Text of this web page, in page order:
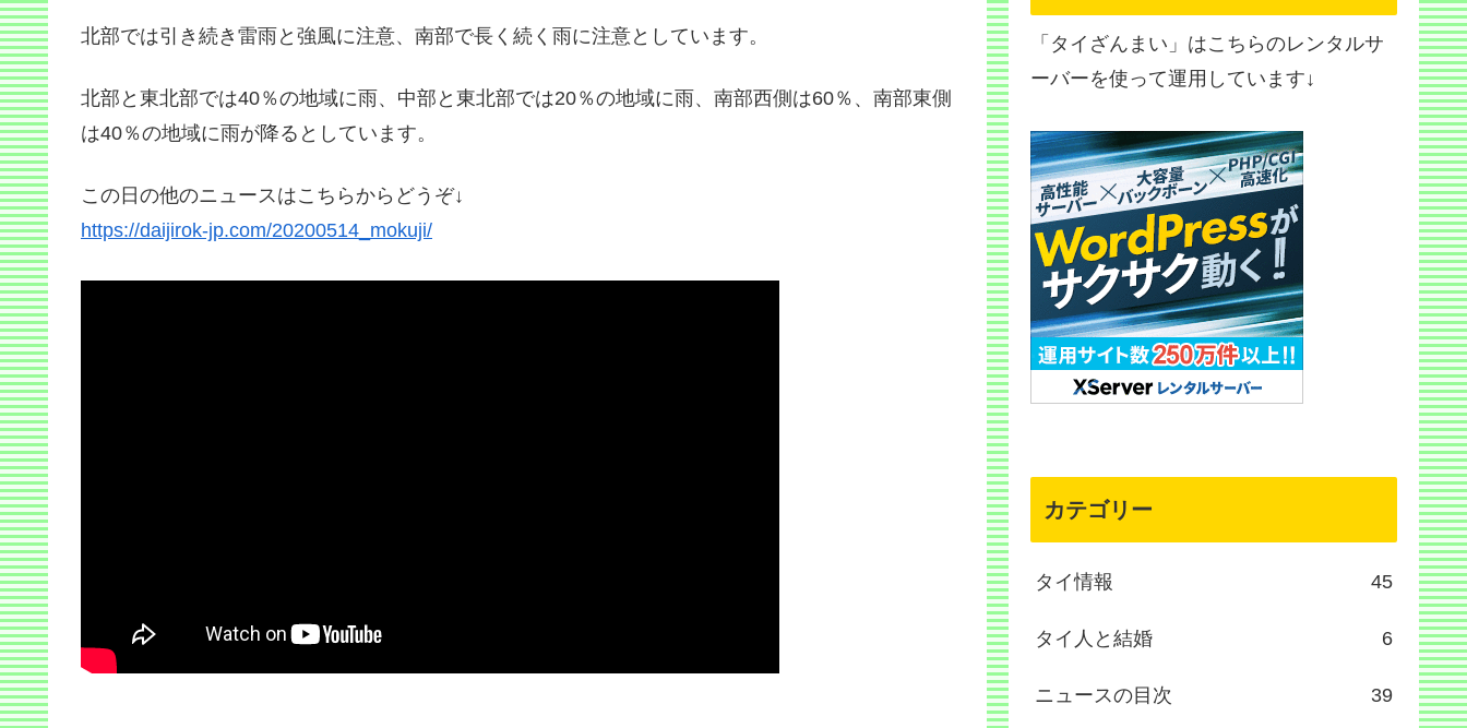
北部では引き続き雷雨と強風に注意、南部で長く続く雨に注意としています。
北部と東北部では40％の地域に雨、中部と東北部では20％の地域に雨、南部西側は60％、南部東側
は40％の地域に雨が降るとしています。
この日の他のニュースはこちらからどうぞ↓
https://daijirok-jp.com/20200514_mokuji/
「タイざんまい」はこちらのレンタルサ
ーバーを使って運用しています↓
カテゴリー
タイ情報 45
タイ人と結婚 6
ニュースの目次 39